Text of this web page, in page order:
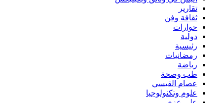
تقارير
ثقافة وفن
حوارات
دولية
رئيسية
رمضانيات
رياضة
طب وصحة
عصام القيسي
علوم وتكنولوجيا